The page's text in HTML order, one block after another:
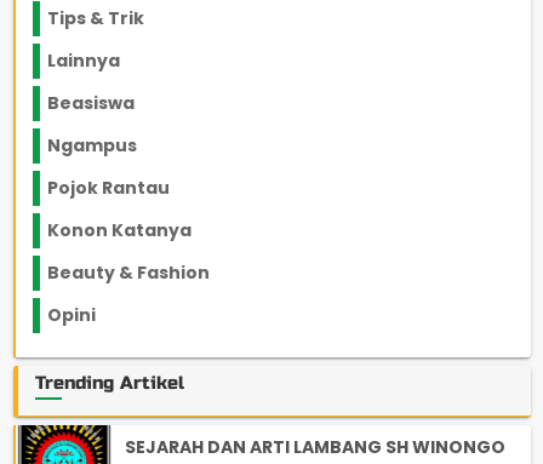
Tips & Trik
Lainnya
Beasiswa
Ngampus
Pojok Rantau
Konon Katanya
Beauty & Fashion
Opini
Trending Artikel
SEJARAH DAN ARTI LAMBANG SH WINONGO